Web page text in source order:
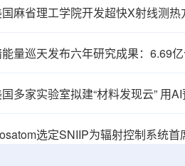
Thor Medical从AlphaOne首